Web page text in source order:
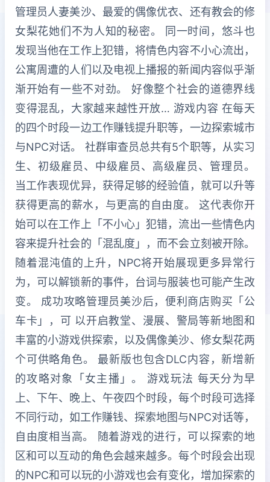
管理员人妻美沙、最爱的偶像优衣、还有教会的修
女梨花她们不为人知的秘密。 同一时间，悠斗也
发现当他在工作上犯错，将情色内容不小心流出，
公寓周遭的人们以及电视上播报的新闻内容似乎渐
渐开始有一些不对劲。 好像整个社会的道德界线
变得混乱，大家越来越性开放… 游戏内容 在每天
的四个时段一边工作赚钱提升职等，一边探索城市
与NPC对话。 社群审查员总共有5个职等，从实习
生、初级雇员、中级雇员、高级雇员、管理员。
当工作表现优异，获得足够的经验值，就可以升等
获得更高的薪水，与更高的自由度。 这代表你开
始可以在工作上「不小心」犯错，流出一些情色内
容来提升社会的「混乱度」，而不会立刻被开除。
随着混沌值的上升，NPC将开始展现更多异常行
为，可以解锁新的事件，台词与服装也可能产生改
变。 成功攻略管理员美沙后，便利商店购买「公
车卡」，可 以开启教堂、漫展、警局等新地图和
丰富的小游戏供探索，以及偶像美沙、修女梨花两
个可供略角色。 最新版也包含DLC内容，新增新
的攻略对象「女主播」。 游戏玩法 每天分为早
上、下午、晚上、午夜四个时段，每个时段可选择
不同行动，如工作赚钱、探索地图与NPC对话等，
自由度相当高。 随着游戏的进行，可以探索的地
区和可以互动的角色会越来越多。每个时段会出现
的NPC和可以玩的小游戏也会有变化，增加探索的